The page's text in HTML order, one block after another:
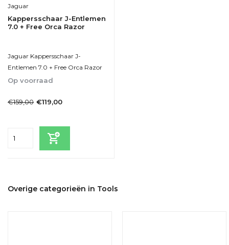
Jaguar
Kappersschaar J-Entlemen
7.0 + Free Orca Razor
Jaguar Kappersschaar J-
Entlemen 7.0 + Free Orca Razor
Op voorraad
€159,00 €119,00
Overige categorieën in Tools